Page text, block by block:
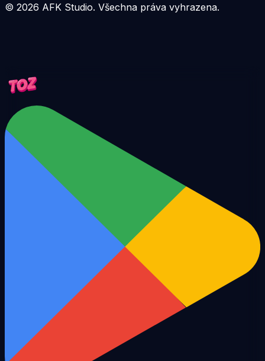
© 2026 AFK Studio. Všechna práva vyhrazena.